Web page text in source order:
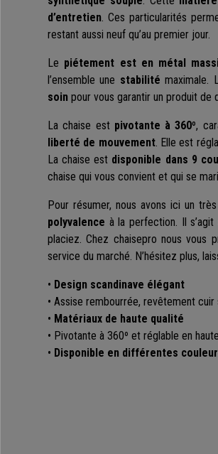
d’entretien. Ces particularités
restant aussi neuf qu’au premier jour.
Le piétement est en métal
l’ensemble une stabilité maximale.
soin pour vous garantir un produit de
La chaise est pivotante à 360º,
liberté de mouvement. Elle est
La chaise est disponible dans 9
chaise qui vous convient et qui se
Pour résumer, nous avons ici un
polyvalence à la perfection. Il
placiez. Chez chaisepro nous
service du marché. N’hésitez plus,
• Design scandinave élégant
• Assise rembourrée, revêtement cuir
• Matériaux de haute qualité
• Pivotante à 360º et réglable en
• Disponible en différentes